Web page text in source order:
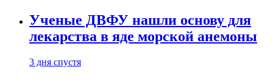
Ученые ДВФУ нашли основу для
лекарства в яде морской анемоны
3 дня спустя